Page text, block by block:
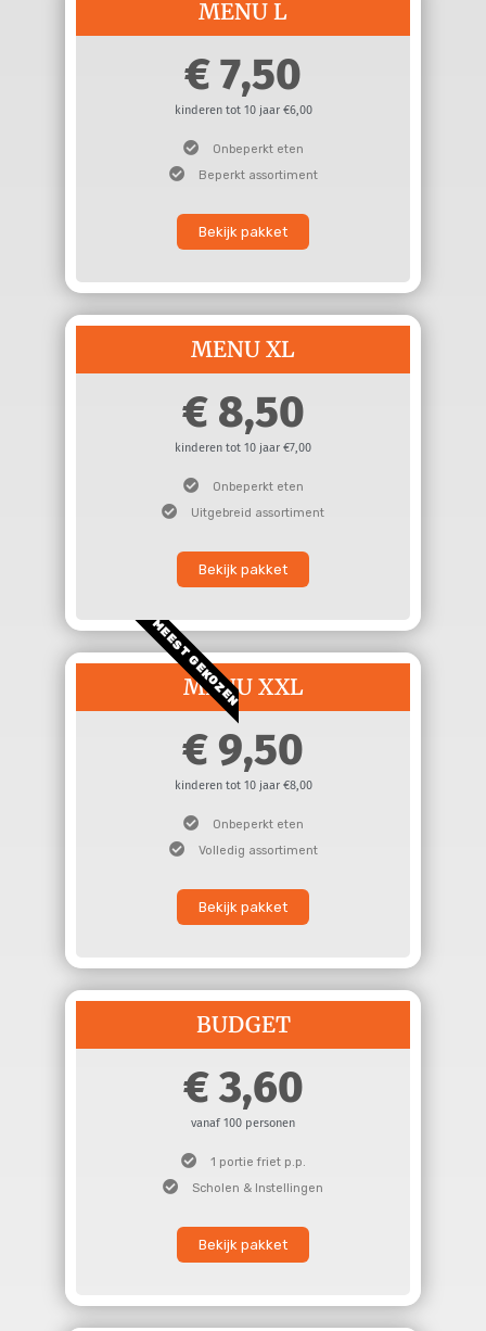
MENU L
7,50
kinderen tot 10 jaar €6,00
Onbeperkt eten
Beperkt assortiment
Bekijk pakket
MENU XL
8,50
kinderen tot 10 jaar €7,00
Onbeperkt eten
Uitgebreid assortiment
Bekijk pakket
MEEST GEKOZEN
MENU XXL
9,50
kinderen tot 10 jaar €8,00
Onbeperkt eten
Volledig assortiment
Bekijk pakket
BUDGET
3,60
vanaf 100 personen
1 portie friet p.p.
Scholen & Instellingen
Bekijk pakket